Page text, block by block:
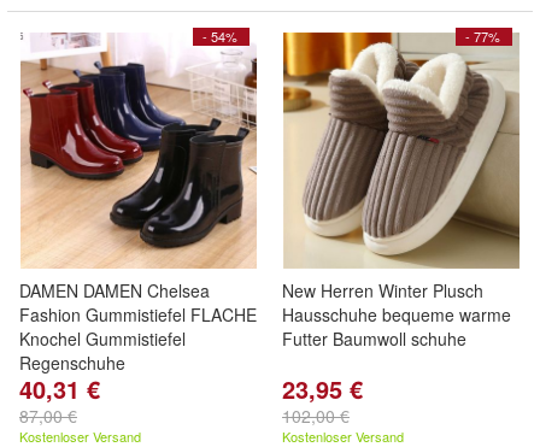
- 54%
DAMEN DAMEN Chelsea
Fashion Gummistiefel FLACHE
Knochel Gummistiefel
Regenschuhe
40,31 €
87,00 €
Kostenloser Versand
- 77%
New Herren Winter Plusch
Hausschuhe bequeme warme
Futter Baumwoll schuhe
23,95 €
102,00 €
Kostenloser Versand